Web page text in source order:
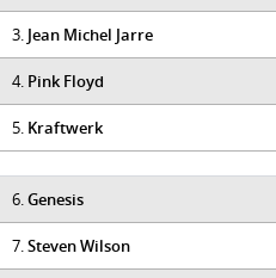
3. Jean Michel Jarre
4. Pink Floyd
5. Kraftwerk
6.Genesis
7.Steven Wilson